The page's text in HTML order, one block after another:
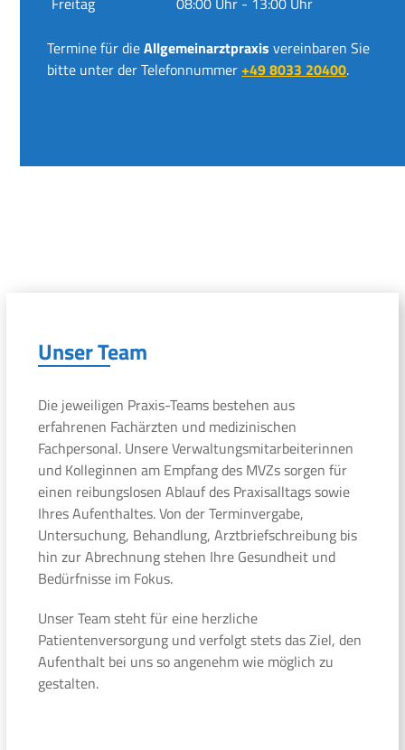
Termine für dieAllgemeinarztpraxis vereinbaren Sie
bitte unter der Telefonnummer+49 8033 20400.
Unser Team
Die jeweiligen Praxis-Teams bestehen aus
erfahrenen Fachärzten und medizinischen
Fachpersonal. Unsere Verwaltungsmitarbeiterinnen
und Kolleginnen am Empfang des MVZs sorgen für
einen reibungslosen Ablauf des Praxisalltags sowie
Ihres Aufenthaltes. Von der Terminvergabe,
Untersuchung, Behandlung, Arztbriefschreibung bis
hin zur Abrechnung stehen Ihre Gesundheit und
Bedürfnisse im Fokus.
Unser Team steht für eine herzliche
Patientenversorgung und verfolgt stets das Ziel, den
Aufenthalt bei uns so angenehm wie möglich zu
gestalten.